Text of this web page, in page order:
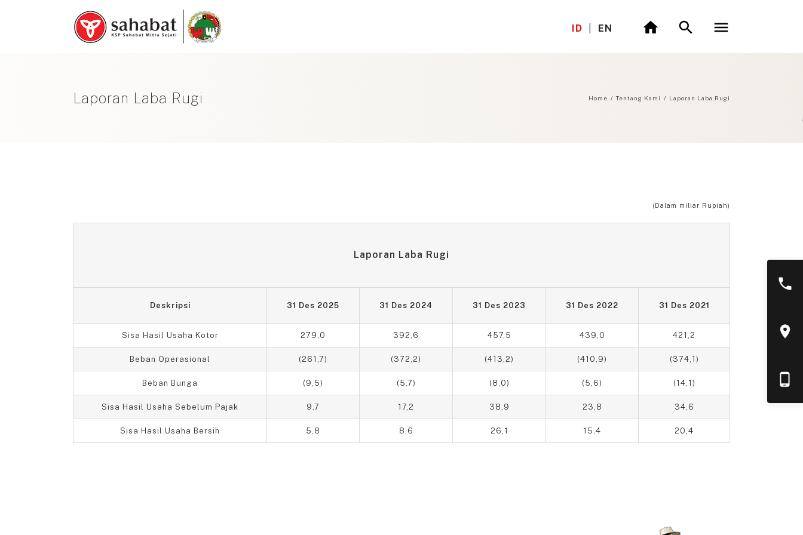
ID EN
Laporan Laba Rugi Home / Tentang Kami / Laporan Laba Rugi
(Dalam miliar Rupiah)
Laporan Laba Rugi
Deskripsi 31 Des 2025 31 Des 2024 31 Des 2023 31 Des 2022 31 Des 2021
Sisa Hasil Usaha Kotor 279,0 392,6 457,5 439,0 421,2
Beban Operasional (261,7) (372,2) (413,2) (410,9) (374,1)
Beban Bunga (9,5) (5,7) (8,0) (5,6) (14,1)
Sisa Hasil Usaha Sebelum Pajak 9,7 17,2 38,9 23,8 34,6
Sisa Hasil Usaha Bersih 5,8 8,6 26,1 15,4 20,4